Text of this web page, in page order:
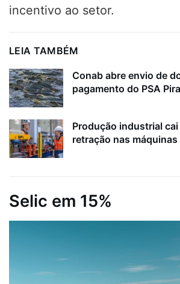
incentivo ao setor.
LEIA TAMBÉM
Conab abre envio de
pagamento do PSA
Produção industrial
retração nas
Selic em 15%